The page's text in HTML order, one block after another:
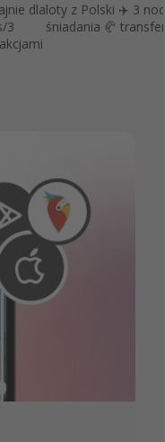
dla
3
loty z Polski ✈️ 3
śniadania 🥐
WhatsApp